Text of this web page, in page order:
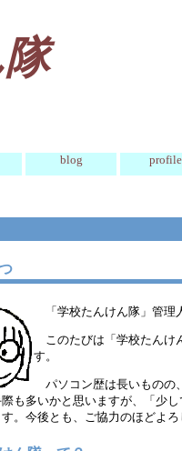
blog profile
「学校たんけん隊」管
このたびは「学校たんけ
す。
パソコン歴は長いものの
も多いかと思いますが、「少
。今後とも、ご協力のほどよ